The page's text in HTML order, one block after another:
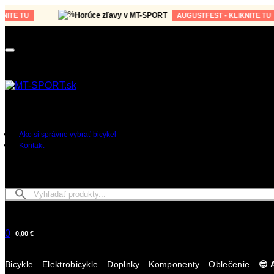
Horúce zľavy v MT-SPORT AUGUSTFEST - KLIKNITE TU
Ako si správne vybrať bicykel
Kontakt
0 0,00 €
Bicykle Elektrobicykle Doplnky Komponenty Oblečenie 😎